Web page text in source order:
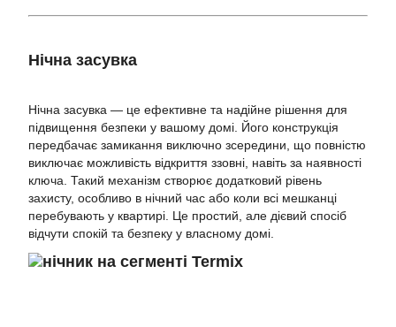
Нічна засувка
Нічна засувка — це ефективне та надійне рішення для
підвищення безпеки у вашому домі. Його конструкція
передбачає замикання виключно зсередини, що повністю
виключає можливість відкриття ззовні, навіть за наявності
ключа. Такий механізм створює додатковий рівень
захисту, особливо в нічний час або коли всі мешканці
перебувають у квартирі. Це простий, але дієвий спосіб
відчути спокій та безпеку у власному домі.